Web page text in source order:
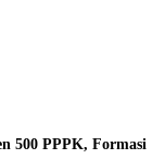
500 PPPK, Formasi